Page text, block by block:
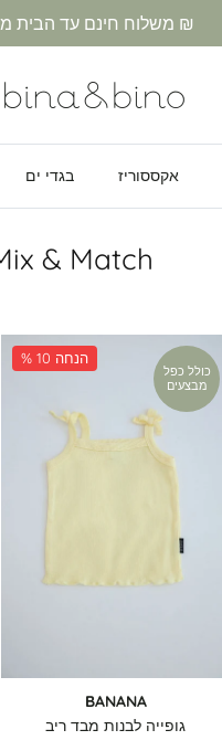
משלוח חינם עד הבית מעל 299 ₪
בגדי ים אקססוריז
& Match
כולל כפל
מבצעים
% 10 הנחה
BANANA
גופייה לבנות מבד ריב